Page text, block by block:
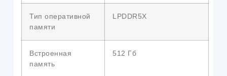
Тип оперативной
памяти
LPDDR5X
Встроенная
память
512 Гб